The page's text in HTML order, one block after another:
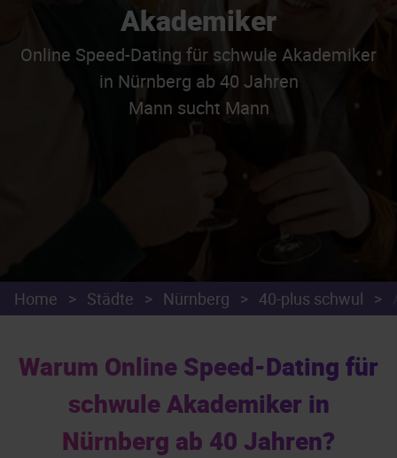
Akademiker
Online Speed-Dating für schwule Akademiker
in Nürnberg ab 40 Jahren
Mann sucht Mann
Home > Städte > Nürnberg > 40-plus schwul >
Warum Online Speed-Dating für
schwule Akademiker in
Nürnberg ab 40 Jahren?